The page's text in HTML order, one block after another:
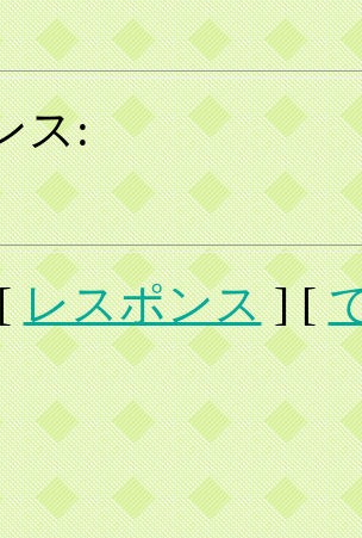
ス:
レスポンス] [